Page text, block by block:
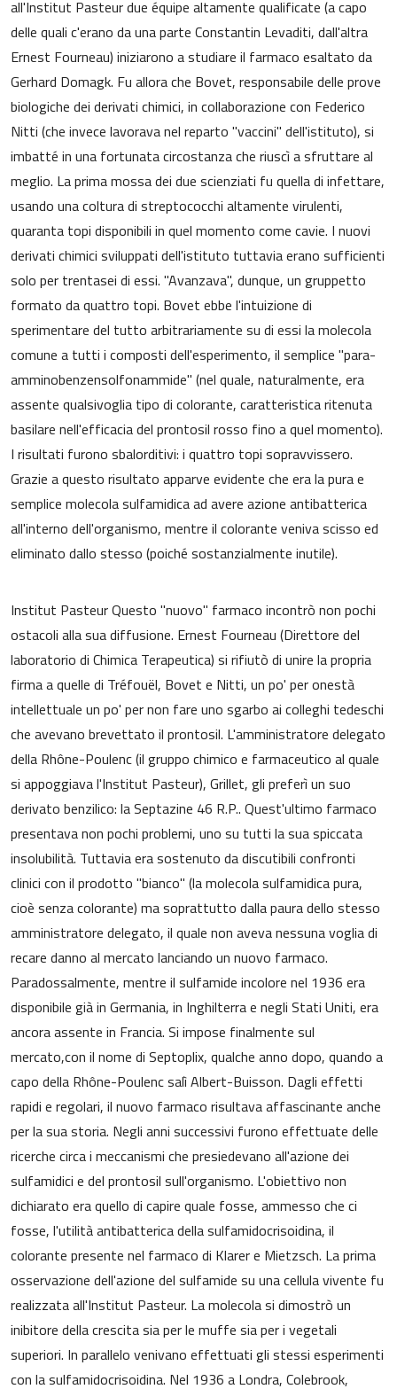
all'Institut Pasteur due équipe altamente qualificate (a capo
delle quali c'erano da una parte Constantin Levaditi, dall'altra
Ernest Fourneau) iniziarono a studiare il farmaco esaltato da
Gerhard Domagk. Fu allora che Bovet, responsabile delle prove
biologiche dei derivati chimici, in collaborazione con Federico
Nitti (che invece lavorava nel reparto "vaccini" dell'istituto), si
imbatté in una fortunata circostanza che riuscì a sfruttare al
meglio. La prima mossa dei due scienziati fu quella di infettare,
usando una coltura di streptococchi altamente virulenti,
quaranta topi disponibili in quel momento come cavie. I nuovi
derivati chimici sviluppati dell'istituto tuttavia erano sufficienti
solo per trentasei di essi. "Avanzava", dunque, un gruppetto
formato da quattro topi. Bovet ebbe l'intuizione di
sperimentare del tutto arbitrariamente su di essi la molecola
comune a tutti i composti dell'esperimento, il semplice "para-
amminobenzensolfonammide" (nel quale, naturalmente, era
assente qualsivoglia tipo di colorante, caratteristica ritenuta
basilare nell'efficacia del prontosil rosso fino a quel momento).
I risultati furono sbalorditivi: i quattro topi sopravvissero.
Grazie a questo risultato apparve evidente che era la pura e
semplice molecola sulfamidica ad avere azione antibatterica
all'interno dell'organismo, mentre il colorante veniva scisso ed
eliminato dallo stesso (poiché sostanzialmente inutile).
Institut Pasteur Questo "nuovo" farmaco incontrò non pochi
ostacoli alla sua diffusione. Ernest Fourneau (Direttore del
laboratorio di Chimica Terapeutica) si rifiutò di unire la propria
firma a quelle di Tréfouël, Bovet e Nitti, un po' per onestà
intellettuale un po' per non fare uno sgarbo ai colleghi tedeschi
che avevano brevettato il prontosil. L'amministratore delegato
della Rhône-Poulenc (il gruppo chimico e farmaceutico al quale
si appoggiava l'Institut Pasteur), Grillet, gli preferì un suo
derivato benzilico: la Septazine 46 R.P.. Quest'ultimo farmaco
presentava non pochi problemi, uno su tutti la sua spiccata
insolubilità. Tuttavia era sostenuto da discutibili confronti
clinici con il prodotto "bianco" (la molecola sulfamidica pura,
cioè senza colorante) ma soprattutto dalla paura dello stesso
amministratore delegato, il quale non aveva nessuna voglia di
recare danno al mercato lanciando un nuovo farmaco.
Paradossalmente, mentre il sulfamide incolore nel 1936 era
disponibile già in Germania, in Inghilterra e negli Stati Uniti, era
ancora assente in Francia. Si impose finalmente sul
mercato,con il nome di Septoplix, qualche anno dopo, quando a
capo della Rhône-Poulenc salì Albert-Buisson. Dagli effetti
rapidi e regolari, il nuovo farmaco risultava affascinante anche
per la sua storia. Negli anni successivi furono effettuate delle
ricerche circa i meccanismi che presiedevano all'azione dei
sulfamidici e del prontosil sull'organismo. L'obiettivo non
dichiarato era quello di capire quale fosse, ammesso che ci
fosse, l'utilità antibatterica della sulfamidocrisoidina, il
colorante presente nel farmaco di Klarer e Mietzsch. La prima
osservazione dell'azione del sulfamide su una cellula vivente fu
realizzata all'Institut Pasteur. La molecola si dimostrò un
inibitore della crescita sia per le muffe sia per i vegetali
superiori. In parallelo venivano effettuati gli stessi esperimenti
con la sulfamidocrisoidina. Nel 1936 a Londra, Colebrook,